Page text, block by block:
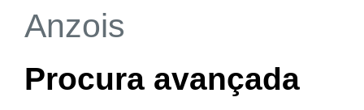
Anzois
Procura avançada